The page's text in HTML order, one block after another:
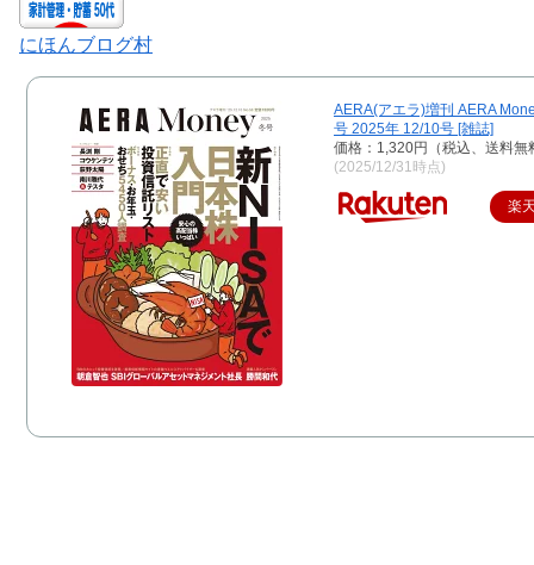
にほんブログ村
AERA(アエラ)増刊 AERA
号 2025年 12/10号 [雑誌]
価格：1,320円（税込、送料無
(2025/12/31時点)
楽